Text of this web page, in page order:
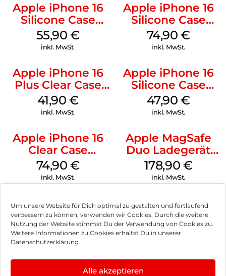
Um unsere Website für Dich optimal zu gestalten und fortlaufend
verbessern zu können, verwenden wir Cookies. Durch die weitere
Nutzung der Website stimmst Du der Verwendung von Cookies zu.
Weitere Informationen zu Cookies erhältst Du in unserer
Datenschutzerklärung.
Alle akzeptieren
Apple iPhone 16
Silicone Case
MagSafe
Ultramarine
55,90 €
inkl. MwSt.
Apple iPhone 16
Silicone Case
MagSafe Black
74,90 €
inkl. MwSt.
Apple iPhone 16
Plus Clear Case
MagSafe
Transparent
41,90 €
inkl. MwSt.
Apple iPhone 16
Silicone Case
MagSafe Fuchsia
47,90 €
inkl. MwSt.
Apple iPhone 16
Clear Case
MagSafe
Transparent
74,90 €
inkl. MwSt.
Apple MagSafe
Duo Ladegerät
Weiß
178,90 €
inkl. MwSt.
Impressum